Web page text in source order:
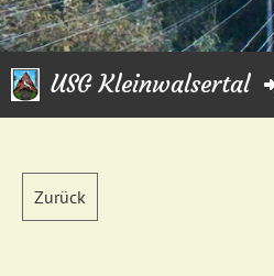
USG Kleinwalsertal
Zurück